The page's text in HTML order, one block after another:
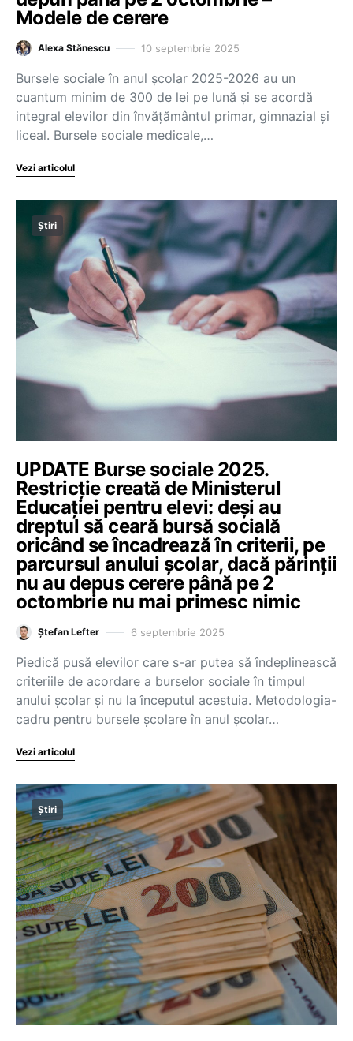
Modele de cerere
Alexa Stănescu 10 septembrie 2025
Bursele sociale în anul școlar 2025-2026 au un
cuantum minim de 300 de lei pe lună și se acordă
integral elevilor din învățământul primar, gimnazial și
liceal. Bursele sociale medicale,…
Vezi articolul
Știri
UPDATE Burse sociale 2025.
Restricție creată de Ministerul
Educației pentru elevi: deși au
dreptul să ceară bursă socială
oricând se încadrează în criterii, pe
parcursul anului școlar, dacă părinții
nu au depus cerere până pe 2
octombrie nu mai primesc nimic
Ștefan Lefter 6 septembrie 2025
Piedică pusă elevilor care s-ar putea să îndeplinească
criteriile de acordare a burselor sociale în timpul
anului școlar și nu la începutul acestuia. Metodologia-
cadru pentru bursele școlare în anul școlar…
Vezi articolul
Știri